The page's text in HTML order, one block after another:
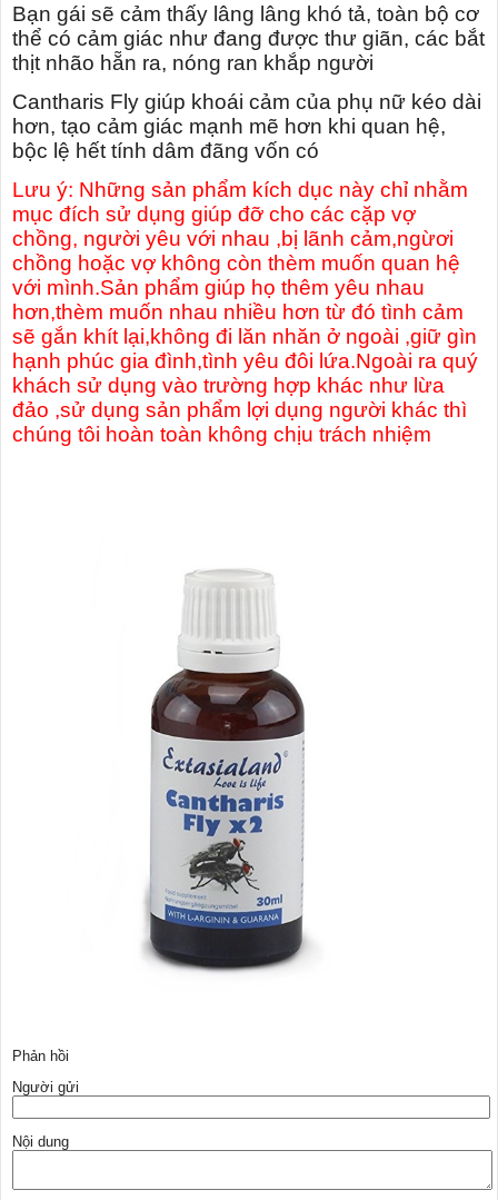
Bạn gái sẽ cảm thấy lâng lâng khó tả, toàn bộ cơ
thể có cảm giác như đang được thư giãn, các bắt
thịt nhão hẵn ra, nóng ran khắp người
Cantharis Fly giúp khoái cảm của phụ nữ kéo dài
hơn, tạo cảm giác mạnh mẽ hơn khi quan hệ,
bộc lệ hết tính dâm đãng vốn có
Lưu ý: Những sản phẩm kích dục này chỉ nhằm
mục đích sử dụng giúp đỡ cho các cặp vợ
chồng, người yêu với nhau ,bị lãnh cảm,ngừơi
chồng hoặc vợ không còn thèm muốn quan hệ
với mình.Sản phẩm giúp họ thêm yêu nhau
hơn,thèm muốn nhau nhiều hơn từ đó tình cảm
sẽ gắn khít lại,không đi lăn nhăn ở ngoài ,giữ gìn
hạnh phúc gia đình,tình yêu đôi lứa.Ngoài ra quý
khách sử dụng vào trường hợp khác như lừa
đảo ,sử dụng sản phẩm lợi dụng người khác thì
chúng tôi hoàn toàn không chịu trách nhiệm
Phản hồi
Người gửi
Nội dung